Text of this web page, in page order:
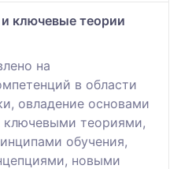
ключевые теории
на
в области
овладение основами
ключевыми теориями,
обучения,
новыми